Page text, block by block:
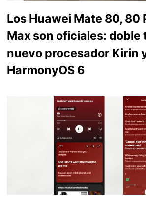
Los Huawei Mate 80, 80
Max son oficiales: doble
nuevo procesador Kirin
HarmonyOS 6